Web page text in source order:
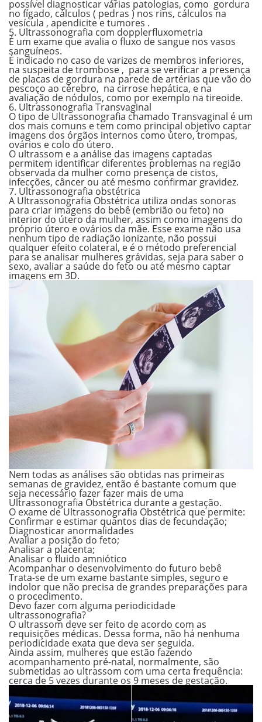
possível diagnosticar várias patologias, como gordura
no fígado, cálculos ( pedras ) nos rins, cálculos na
vesícula , apendicite e tumores .
5. Ultrassonografia com dopplerfluxometria
É um exame que avalia o fluxo de sangue nos vasos
sanguíneos.
É indicado no caso de varizes de membros inferiores,
na suspeita de trombose , para se verificar a presença
de placas de gordura na parede de artérias que vão do
pescoço ao cérebro, na cirrose hepática, e na
avaliação de nódulos, como por exemplo na tireoide.
6. Ultrassonografia Transvaginal
O tipo de Ultrassonografia chamado Transvaginal é um
dos mais comuns e tem como principal objetivo captar
imagens dos órgãos internos como útero, trompas,
ovários e colo do útero.
O ultrassom e a análise das imagens captadas
permitem identificar diferentes problemas na região
observada da mulher como presença de cistos,
infecções, câncer ou até mesmo confirmar gravidez.
7. Ultrassonografia obstétrica
A Ultrassonografia Obstétrica utiliza ondas sonoras
para criar imagens do bebê (embrião ou feto) no
interior do útero da mulher, assim como imagens do
próprio útero e ovários da mãe. Esse exame não usa
nenhum tipo de radiação ionizante, não possui
qualquer efeito colateral, e é o método preferencial
para se analisar mulheres grávidas, seja para saber o
sexo, avaliar a saúde do feto ou até mesmo captar
imagens em 3D.
Nem todas as análises são obtidas nas primeiras
semanas de gravidez, então é bastante comum que
seja necessário fazer fazer mais de uma
Ultrassonografia Obstétrica durante a gestação.
O exame de Ultrassonografia Obstétrica que permite:
Confirmar e estimar quantos dias de fecundação;
Diagnosticar anormalidades
Avaliar a posição do feto;
Analisar a placenta;
Analisar o fluido amniótico
Acompanhar o desenvolvimento do futuro bebê
Trata-se de um exame bastante simples, seguro e
indolor que não precisa de grandes preparações para
o procedimento.
Devo fazer com alguma periodicidade
ultrassonografia?
O ultrassom deve ser feito de acordo com as
requisições médicas. Dessa forma, não há nenhuma
periodicidade exata que deva ser seguida.
Ainda assim, mulheres que estão fazendo
acompanhamento pré-natal, normalmente, são
submetidas ao ultrassom com uma certa frequência:
cerca de 5 vezes durante os 9 meses de gestação.